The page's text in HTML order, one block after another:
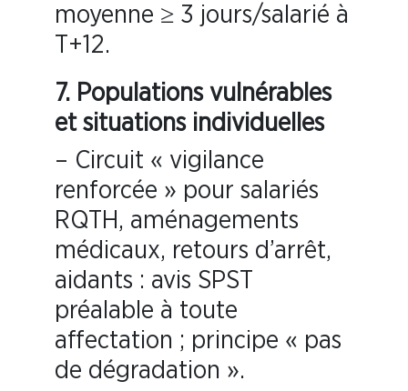
moyenne ≥ 3 jours/salarié à
T+12.
7. Populations vulnérables
et situations individuelles
– Circuit « vigilance
renforcée » pour salariés
RQTH, aménagements
médicaux, retours d’arrêt,
aidants : avis SPST
préalable à toute
affectation ; principe « pas
de dégradation ».